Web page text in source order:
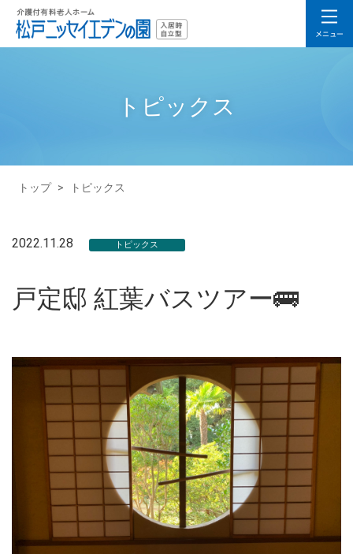
トピックス
トップ > トピックス
2022.11.28 トピックス
戸定邸 紅葉バスツアー🚌